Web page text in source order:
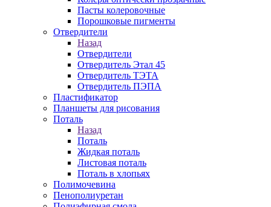
Пасты колеровочные
Порошковые пигменты
Отвердители
Назад
Отвердители
Отвердитель Этал 45
Отвердитель ТЭТА
Отвердитель ПЭПА
Пластификатор
Планшеты для рисования
Поталь
Назад
Поталь
Жидкая поталь
Листовая поталь
Поталь в хлопьях
Полимочевина
Пенополиуретан